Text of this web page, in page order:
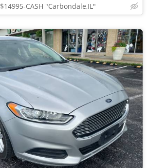
$14995-CASH "Carbondale,IL"